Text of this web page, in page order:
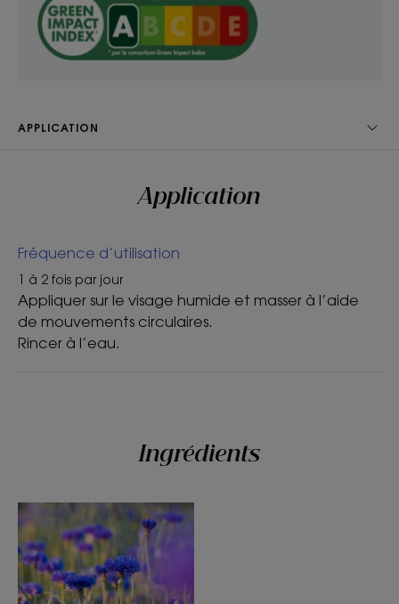
Parfum au bleuet
APPLICATION
Application
Fréquence d’utilisation
1 à 2 fois par jour
Appliquer sur le visage humide et masser à l’aide
de mouvements circulaires.
Rincer à l’eau.
Ingrédients